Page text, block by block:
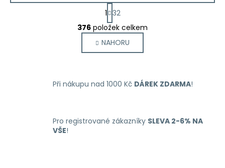
O
v
l
á
a
c
r
S
t
r
á
n
k
á
1 32
376 položek celkem
NAHORU
Při nákupu nad 1000 Kč DÁREK ZDARMA!
Pro registrované zákazníky SLEVA 2-6% NA
VŠE!